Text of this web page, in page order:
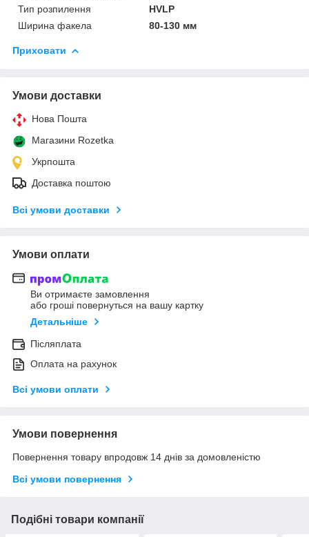
Тип розпилення
HVLP
Ширина факела
80-130 мм
Приховати
Умови доставки
Нова Пошта
Магазини Rozetka
Укрпошта
Доставка поштою
Всі умови доставки
Умови оплати
Ви отримаєте замовлення
або гроші повернуться на вашу картку
Детальніше
Післяплата
Оплата на рахунок
Всі умови оплати
Умови повернення
Повернення товару впродовж 14 днів за домовленістю
Всі умови повернення
Подібні товари компанії